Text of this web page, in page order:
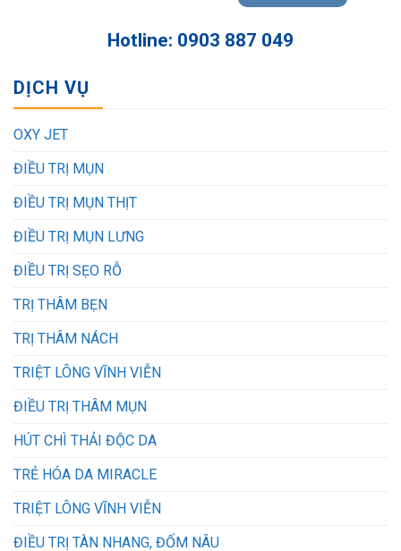
Hotline: 0903 887 049
DỊCH VỤ
OXY JET
ĐIỀU TRỊ MỤN
ĐIỀU TRỊ MỤN THỊT
ĐIỀU TRỊ MỤN LƯNG
ĐIỀU TRỊ SẸO RỖ
TRỊ THÂM BẸN
TRỊ THÂM NÁCH
TRIỆT LÔNG VĨNH VIỄN
ĐIỀU TRỊ THÂM MỤN
HÚT CHÌ THẢI ĐỘC DA
TRẺ HÓA DA MIRACLE
TRIỆT LÔNG VĨNH VIỄN
ĐIỀU TRỊ TÀN NHANG, ĐỐM NÂU